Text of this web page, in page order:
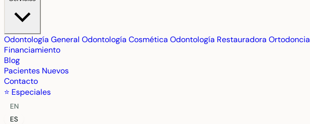
Odontología General Odontología Cosmética Odontología Restauradora Ortodoncia
Financiamiento
Blog
Pacientes Nuevos
Contacto
⭐ Especiales
EN
ES